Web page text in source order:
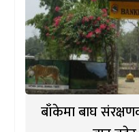
बाँकेमा बाघ